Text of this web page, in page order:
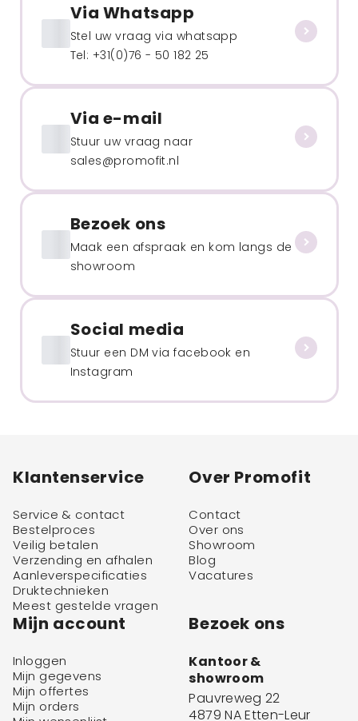
Via Whatsapp
Stel uw vraag via whatsapp
Tel: +31(0)76 - 50 182 25
Via e-mail
Stuur uw vraag naar
sales@promofit.nl
Bezoek ons
Maak een afspraak en kom langs de
showroom
Social media
Stuur een DM via facebook en
Instagram
Klantenservice
Service & contact
Bestelproces
Veilig betalen
Verzending en afhalen
Aanleverspecificaties
Druktechnieken
Meest gestelde vragen
Over Promofit
Contact
Over ons
Showroom
Blog
Vacatures
Mijn account
Inloggen
Mijn gegevens
Mijn offertes
Mijn orders
Bezoek ons
Kantoor &
showroom
Pauvreweg 22
4879 NA Etten-Leur